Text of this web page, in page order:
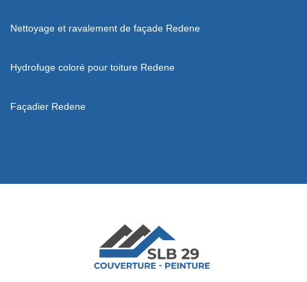
Nettoyage et ravalement de façade Redene
Hydrofuge coloré pour toiture Redene
Façadier Redene